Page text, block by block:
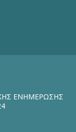
ΕΝΗΜΕΡΩΣΗΣ